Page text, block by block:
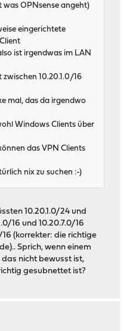
was OPNsense angeht)
eingerichtete
ist irgendwas im LAN
10.20.1.0/16
mal, das da irgendwo
Windows Clients über
das VPN Clients
nix zu suchen :-)
10.20.1.0/24 und
16 und 10.20.7.0/16
(korrekter: die richtige
Sprich, wenn einem
nicht bewusst ist,
gesubnettet ist?